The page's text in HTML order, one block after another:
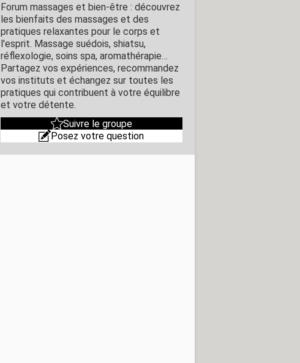
Forum massages et bien-être : découvrez
les bienfaits des massages et des
pratiques relaxantes pour le corps et
l'esprit. Massage suédois, shiatsu,
réflexologie, soins spa, aromathérapie…
Partagez vos expériences, recommandez
vos instituts et échangez sur toutes les
pratiques qui contribuent à votre équilibre
et votre détente.
Suivre le groupe
Posez votre question